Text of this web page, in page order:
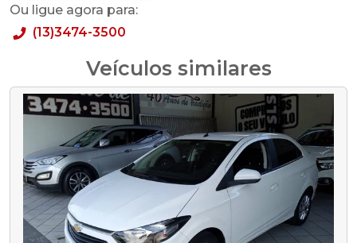
Ou ligue agora para:
(13)3474-3500
Veículos similares